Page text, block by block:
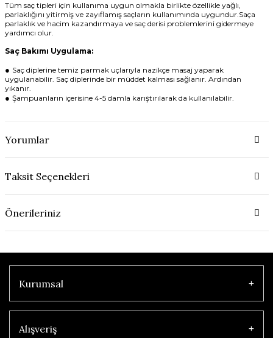
Tüm saç tipleri için kullanıma uygun olmakla birlikte özellikle yağlı,
parlaklığını yitirmiş ve zayıflamış saçların kullanımında uygundur.Saça
parlaklık ve hacim kazandırmaya ve saç derisi problemlerini gidermeye
yardımcı olur.
Saç Bakımı Uygulama:
● Saç diplerine temiz parmak uçlarıyla nazikçe masaj yaparak
uygulanabilir. Saç diplerinde bir müddet kalması sağlanır. Ardından
yıkanır.
● Şampuanların içerisine 4-5 damla karıştırılarak da kullanılabilir.
Yorumlar
Taksit Seçenekleri
Önerileriniz
Kurumsal
Alışveriş